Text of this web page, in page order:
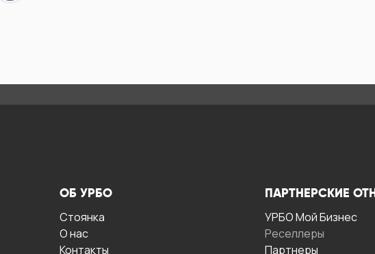
ОБ УРБО
Стоянка
О нас
Контакты
ПАРТНЕРСКИЕ
УРБО Мой Бизнес
Реселлеры
Партнеры